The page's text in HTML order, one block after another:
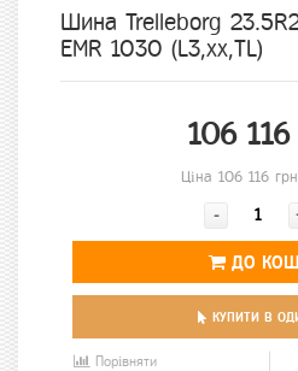
Шина Trelleborg
EMR 1030 (L3,xx,TL)
106 116
Ціна 106 116
-
ДО
КУПИТИ В
Порівняти